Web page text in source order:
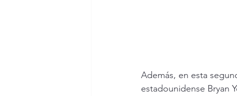
Además, en esta
estadounidense Bryan